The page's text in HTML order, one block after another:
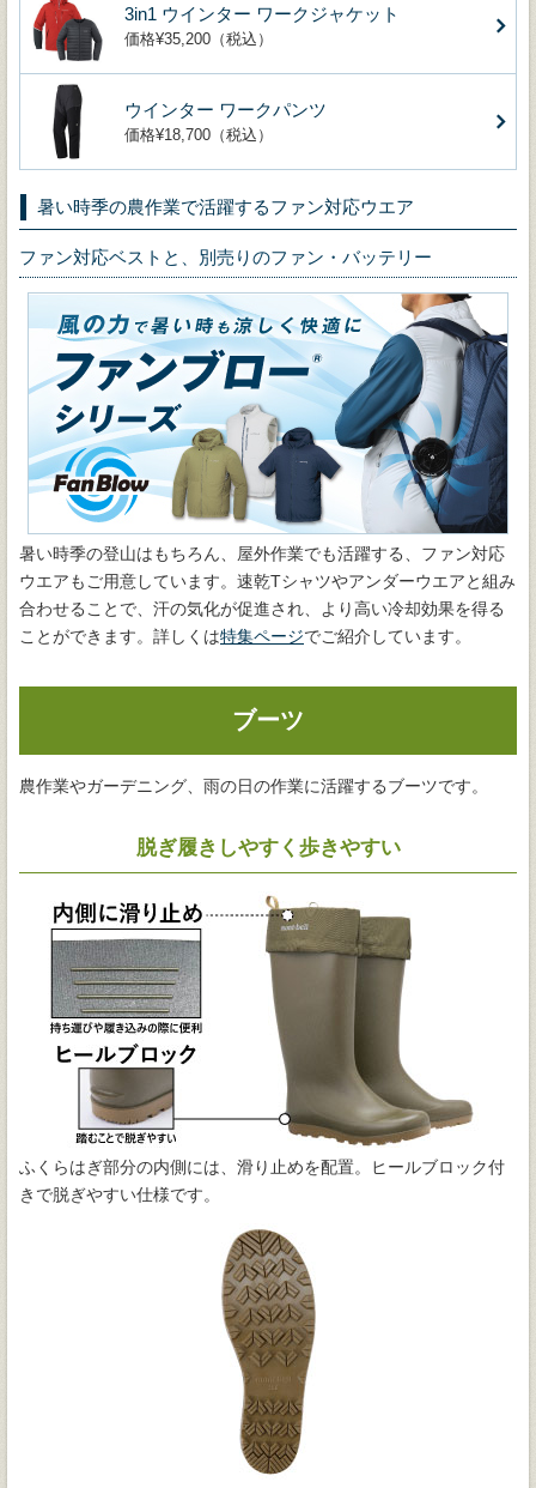
3in1 ウインター ワークジャケット
価格¥35,200（税込）
ウインター ワークパンツ
価格¥18,700（税込）
暑い時季の農作業で活躍するファン対応ウエア
ファン対応ベストと、別売りのファン・バッテリー
暑い時季の登山はもちろん、屋外作業でも活躍する、ファン対応
ウエアもご用意しています。速乾Tシャツやアンダーウエアと組み
合わせることで、汗の気化が促進され、より高い冷却効果を得る
ことができます。詳しくは特集ページでご紹介しています。
ブーツ
農作業やガーデニング、雨の日の作業に活躍するブーツです。
脱ぎ履きしやすく歩きやすい
ふくらはぎ部分の内側には、滑り止めを配置。ヒールブロック付
きで脱ぎやすい仕様です。